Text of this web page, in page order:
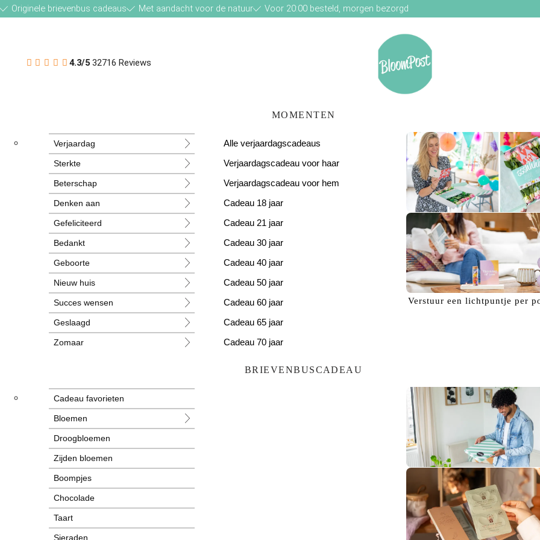
Originele brievenbus cadeaus Met aandacht voor de natuur Voor 20:00 besteld, morgen bezorgd
4.3/5 32716 Reviews
MOMENTEN
Verjaardag
Sterkte
Beterschap
Denken aan
Gefeliciteerd
Bedankt
Geboorte
Nieuw huis
Succes wensen
Geslaagd
Zomaar
Liefde
Condoleance
Zwangerschap
Liefs
Trots
Pensioen
Alle verjaardagscadeaus
Verjaardagscadeau voor haar
Verjaardagscadeau voor hem
Cadeau 18 jaar
Cadeau 21 jaar
Cadeau 30 jaar
Cadeau 40 jaar
Cadeau 50 jaar
Cadeau 60 jaar
Cadeau 65 jaar
Cadeau 70 jaar
De perfecte
Verstuur eenlichtpuntje per
BRIEVENBUSCADEAU
Cadeau favorieten
Bloemen
Droogbloemen
Zijden bloemen
Boompjes
Chocolade
Taart
Sieraden
Bezorg eenglimlach!